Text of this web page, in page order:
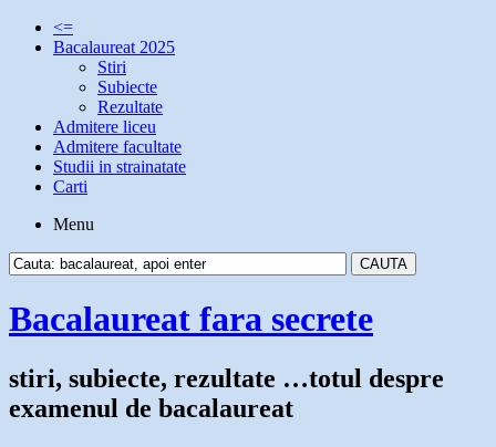
<=
Bacalaureat 2025
Stiri
Subiecte
Rezultate
Admitere liceu
Admitere facultate
Studii in strainatate
Carti
Menu
Bacalaureat fara secrete
stiri, subiecte, rezultate …totul despre
examenul de bacalaureat